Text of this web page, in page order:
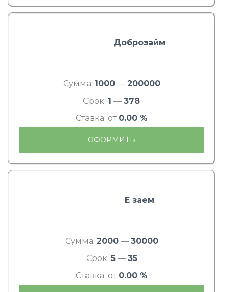
Доброзайм
Сумма: 1000— 200000
Срок: 1 — 378
Ставка: от 0.00 %
ОФОРМИТЬ
Е заем
Сумма: 2000— 30000
Срок: 5— 35
Ставка: от 0.00 %